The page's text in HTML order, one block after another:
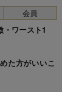
・ワースト1
た方がいいこ
会員